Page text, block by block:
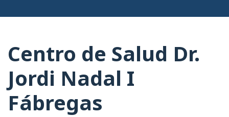
Centro de Salud Dr.
Jordi Nadal I
Fábregas